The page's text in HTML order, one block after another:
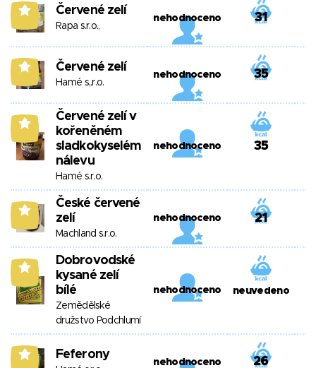
6 Červené zelí
Rapa s.r.o.,
nehodnoceno 31
6 Červené zelí
Hamé s,.r.o.
nehodnoceno 35
6
Červené zelí v
kořeněném
sladkokyselém
nálevu
Hamé s.r.o.
nehodnoceno 35
6
České červené
zelí
Machland s.r.o.
nehodnoceno 21
6
Dobrovodské
kysané zelí
bílé
Zemědělské
družstvo Podchlumí
nehodnoceno neuvedeno
6 Feferony
nehodnoceno 26